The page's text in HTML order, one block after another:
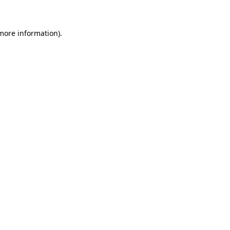
information).